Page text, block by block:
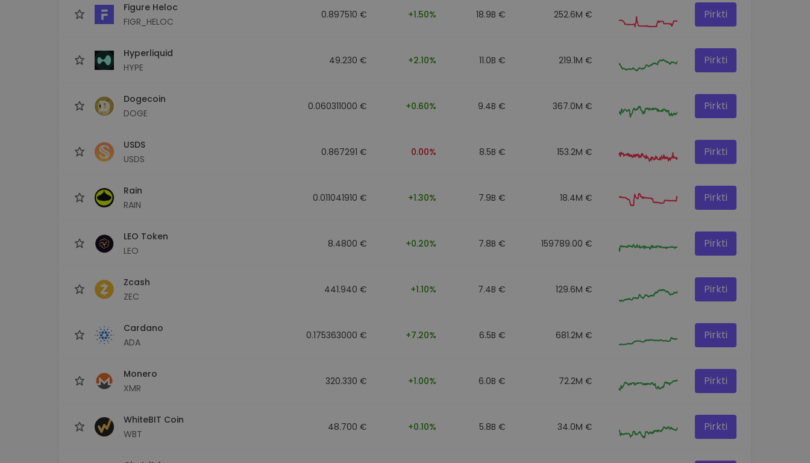
Figure Heloc
FIGR_HELOC
0.897510 € +1.50% 18.9B € 252.6M € Pirkti
Hyperliquid
HYPE
49.230 € +2.10% 11.0B € 219.1M € Pirkti
Dogecoin
DOGE
0.060311000 € +0.60% 9.4B € 367.0M € Pirkti
USDS
USDS
0.867291 € 0.00% 8.5B € 153.2M € Pirkti
Rain
RAIN
0.011041910 € +1.30% 7.9B € 18.4M € Pirkti
LEO Token
LEO
8.4800 € +0.20% 7.8B € 159789.00 € Pirkti
Zcash
ZEC
441.940 € +1.10% 7.4B € 129.6M € Pirkti
Cardano
ADA
0.175363000 € +7.20% 6.5B € 681.2M € Pirkti
Monero
XMR
320.330 € +1.00% 6.0B € 72.2M € Pirkti
WhiteBIT Coin
WBT
48.700 € +0.10% 5.8B € 34.0M € Pirkti